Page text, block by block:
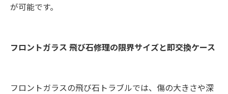
が可能です。
フロントガラス 飛び石修理の限界サイズと即交換ケース
フロントガラスの飛び石トラブルでは、傷の大きさや深